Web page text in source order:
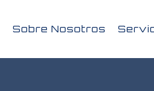
Sobre Nosotros